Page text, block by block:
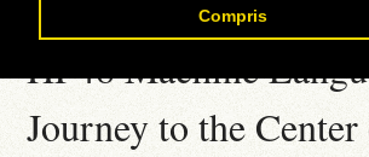
Compris
HP48 Machine
Journey to the